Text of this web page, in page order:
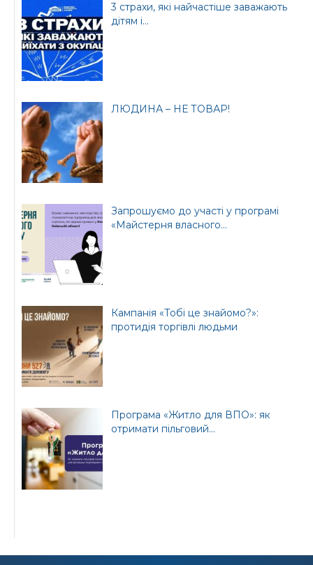
3 страхи, які найчастіше заважають
дітям і...
ЛЮДИНА – НЕ ТОВАР!
Запрошуємо до участі у програмі
«Майстерня власного...
Кампанія «Тобі це знайомо?»:
протидія торгівлі людьми
Програма «Житло для ВПО»: як
отримати пільговий...
Офіційний веб-сайт
Бориспільської РДА